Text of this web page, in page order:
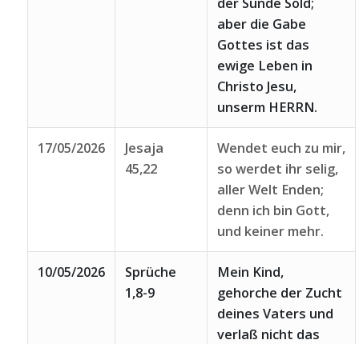
aber die Gabe
Gottes ist das
ewige Leben in
Christo Jesu,
unserm HERRN.
17/05/2026
Jesaja
45,22
Wendet euch zu mir,
so werdet ihr selig,
aller Welt Enden;
denn ich bin Gott,
und keiner mehr.
10/05/2026
Sprüche
1,8-9
Mein Kind,
gehorche der Zucht
deines Vaters und
verlaß nicht das